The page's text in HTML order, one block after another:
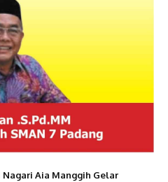
Nagari Aia Manggih Gelar